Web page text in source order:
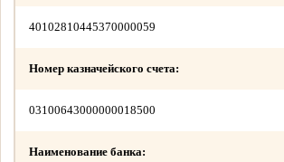
40102810445370000059
Номер казначейского счета:
03100643000000018500
Наименование банка: